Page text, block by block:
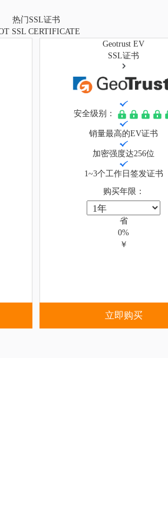
热门SSL证书
SSL CERTIFICATE
Geotrust EV
SSL证书
安全级别：
销量最高的EV证书
加密强度达256位
1~3个工作日签发证书
购买年限：
省
0%
￥
立即购买